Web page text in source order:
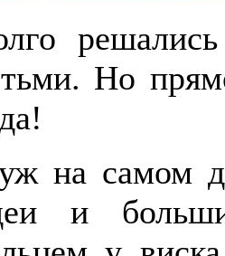
Но
на самом
и